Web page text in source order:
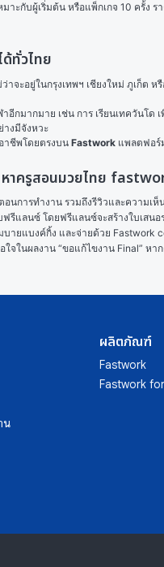
าะกับผู้เริ่มต้น หรือแพ็กเกจ 10 ครั้
ทั่วไทย
จะอยู่ในกรุงเทพฯ เชียงใหม่ ภูเก็
อีกมากมาย เช่น การ เรียนเทควันโด
างมีจังหวะ
าชีพโดยตรงบน Fastwork แพลตฟอร์
าครูสอนมวยไทย
การทำงาน รวมถึงรีวิวและความเห็
รีแลนซ์ โดยฟรีแลนซ์จะสร้างใบเสน
บายแบงค์กิ้ง และจ่ายด้วย
จในผลงาน “ขอแก้ไขงาน Final” ห
น
ผลิตภัณฑ์
Fastwork
Fastwork